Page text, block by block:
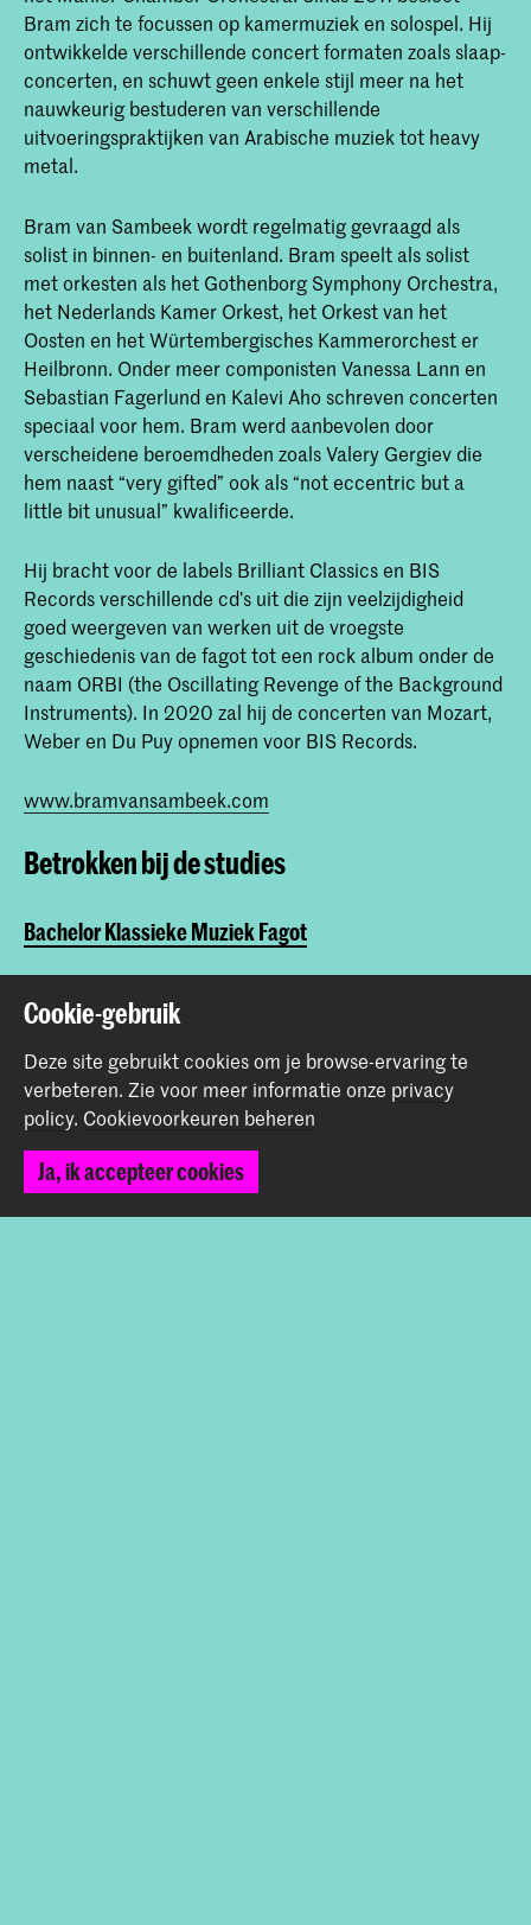
Bram zich te focussen op kamermuziek en solospel. Hij
ontwikkelde verschillende concert formaten zoals slaap-
concerten, en schuwt geen enkele stijl meer na het
nauwkeurig bestuderen van verschillende
uitvoeringspraktijken van Arabische muziek tot heavy
metal.
Bram van Sambeek wordt regelmatig gevraagd als
solist in binnen- en buitenland. Bram speelt als solist
met orkesten als het Gothenborg Symphony Orchestra,
het Nederlands Kamer Orkest, het Orkest van het
Oosten en het Würtembergisches Kammerorchest er
Heilbronn. Onder meer componisten Vanessa Lann en
Sebastian Fagerlund en Kalevi Aho schreven concerten
speciaal voor hem. Bram werd aanbevolen door
verscheidene beroemdheden zoals Valery Gergiev die
hem naast “very gifted” ook als “not eccentric but a
little bit unusual” kwalificeerde.
Hij bracht voor de labels Brilliant Classics en BIS
Records verschillende cd’s uit die zijn veelzijdigheid
goed weergeven van werken uit de vroegste
geschiedenis van de fagot tot een rock album onder de
naam ORBI (the Oscillating Revenge of the Background
Instruments). In 2020 zal hij de concerten van Mozart,
Weber en Du Puy opnemen voor BIS Records.
www.bramvansambeek.com
Betrokken bij de studies
Bachelor Klassieke Muziek Fagot
Deel dit item
Cookie-gebruik
Deze site gebruikt cookies om je browse-ervaring te
verbeteren. Zie voor meer informatie onze privacy
policy. Cookievoorkeuren beheren
Ja, ik accepteer cookies